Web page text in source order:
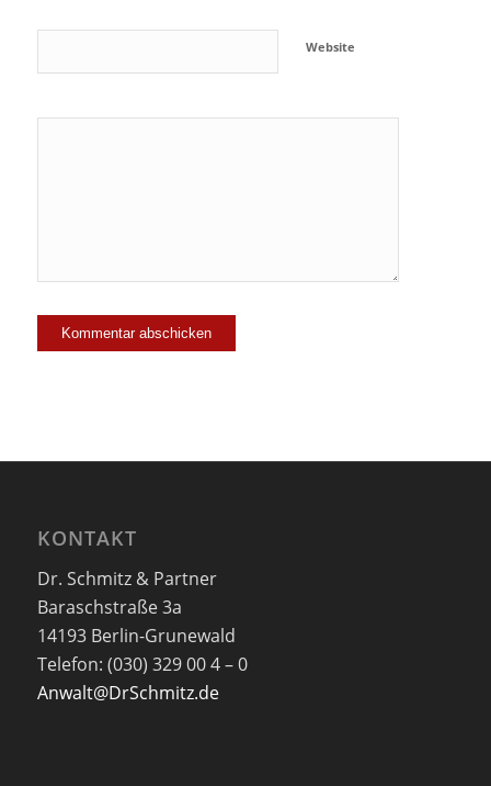
Website
KONTAKT
Dr. Schmitz & Partner
Baraschstraße 3a
14193 Berlin-Grunewald
Telefon: (030) 329 00 4 – 0
Anwalt@DrSchmitz.de